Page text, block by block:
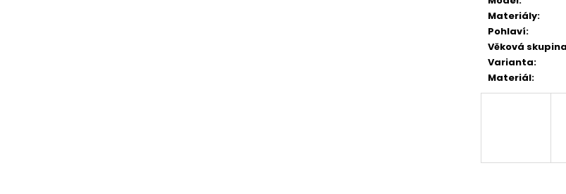
Materiály:
Pohlaví:
Věková skupina
Varianta:
Materiál: